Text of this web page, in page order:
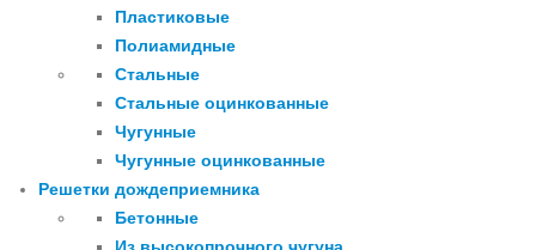
Пластиковые
Полиамидные
Стальные
Стальные оцинкованные
Чугунные
Чугунные оцинкованные
Решетки дождеприемника
Бетонные